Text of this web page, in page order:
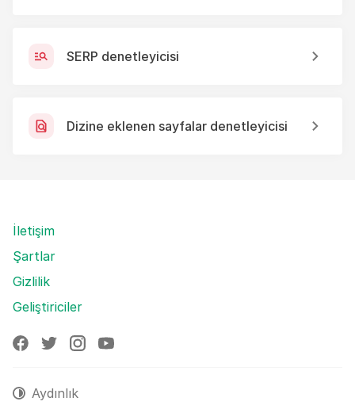
SERP denetleyicisi
Dizine eklenen sayfalar denetleyicisi
İletişim
Şartlar
Gizlilik
Geliştiriciler
Aydınlık